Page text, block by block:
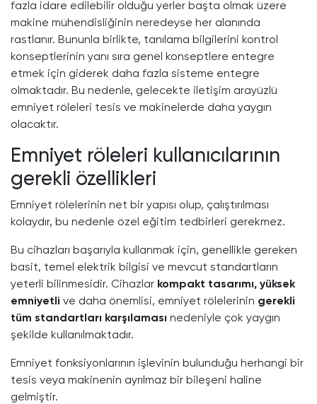
fazla idare edilebilir olduğu yerler başta olmak üzere
makine mühendisliğinin neredeyse her alanında
rastlanır. Bununla birlikte, tanılama bilgilerini kontrol
konseptlerinin yanı sıra genel konseptlere entegre
etmek için giderek daha fazla sisteme entegre
olmaktadır. Bu nedenle, gelecekte iletişim arayüzlü
emniyet röleleri tesis ve makinelerde daha yaygın
olacaktır.
Emniyet röleleri kullanıcılarının
gerekli özellikleri
Emniyet rölelerinin net bir yapısı olup, çalıştırılması
kolaydır, bu nedenle özel eğitim tedbirleri gerekmez.
Bu cihazları başarıyla kullanmak için, genellikle gereken
basit, temel elektrik bilgisi ve mevcut standartların
yeterli bilinmesidir. Cihazlar kompakt tasarımı, yüksek
emniyetli ve daha önemlisi, emniyet rölelerinin gerekli
tüm standartları karşılaması nedeniyle çok yaygın
şekilde kullanılmaktadır.
Emniyet fonksiyonlarının işlevinin bulunduğu herhangi bir
tesis veya makinenin ayrılmaz bir bileşeni haline
gelmiştir.